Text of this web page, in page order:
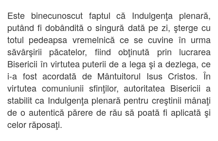
Este binecunoscut faptul că Indulgenţa plenară,
putând fi dobândită o singură dată pe zi, şterge cu
totul pedeapsa vremelnică ce se cuvine în urma
săvârşirii păcatelor, fiind obţinută prin lucrarea
Bisericii în virtutea puterii de a lega şi a dezlega, ce
i-a fost acordată de Mântuitorul Isus Cristos. În
virtutea comuniunii sfinţilor, autoritatea Bisericii a
stabilit ca Indulgenţa plenară pentru creştinii mânaţi
de o autentică părere de rău să poată fi aplicată şi
celor răposaţi.